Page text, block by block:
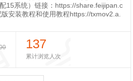
15系统）链接：https://share.feijipan.c
安装教程和使用教程https://txmov2.a.
137
累计浏览人次